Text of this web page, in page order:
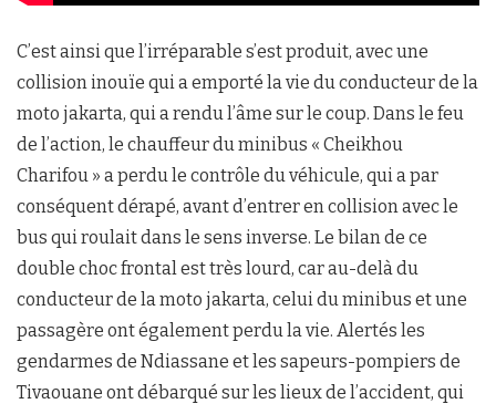
C’est ainsi que l’irréparable s’est produit, avec une
collision inouïe qui a emporté la vie du conducteur de la
moto jakarta, qui a rendu l’âme sur le coup. Dans le feu
de l’action, le chauffeur du minibus « Cheikhou
Charifou » a perdu le contrôle du véhicule, qui a par
conséquent dérapé, avant d’entrer en collision avec le
bus qui roulait dans le sens inverse. Le bilan de ce
double choc frontal est très lourd, car au-delà du
conducteur de la moto jakarta, celui du minibus et une
passagère ont également perdu la vie. Alertés les
gendarmes de Ndiassane et les sapeurs-pompiers de
Tivaouane ont débarqué sur les lieux de l’accident, qui